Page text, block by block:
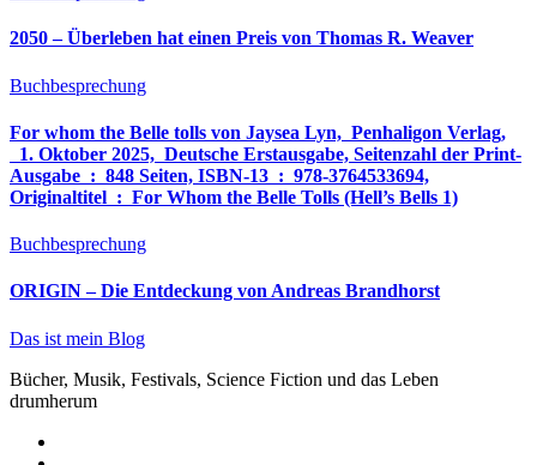
2050 – Überleben hat einen Preis von Thomas R. Weaver
Buchbesprechung
For whom the Belle tolls von Jaysea Lyn, ‎ Penhaligon Verlag,
‎ 1. Oktober 2025, ‎ Deutsche Erstausgabe, Seitenzahl der Print-
Ausgabe ‏ : ‎ 848 Seiten, ISBN-13 ‏ : ‎ 978-3764533694,
Originaltitel ‏ : ‎ For Whom the Belle Tolls (Hell’s Bells 1)
Buchbesprechung
ORIGIN – Die Entdeckung von Andreas Brandhorst
Das ist mein Blog
Bücher, Musik, Festivals, Science Fiction und das Leben
drumherum